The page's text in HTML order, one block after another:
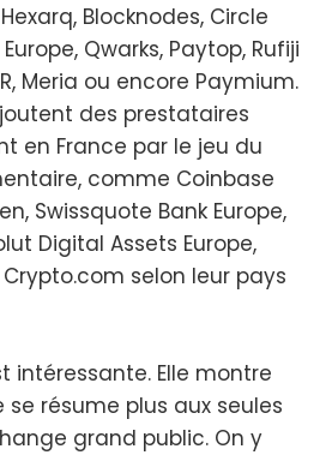
Blocknodes, Circle
Qwarks, Paytop, Rufiji
Meria ou encore Paymium.
des prestataires
en France par le jeu du
comme Coinbase
Swissquote Bank Europe,
Digital Assets Europe,
selon leur pays
intéressante. Elle montre
résume plus aux seules
grand public. On y